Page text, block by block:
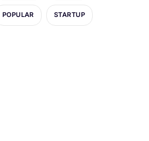
POPULAR STARTUP